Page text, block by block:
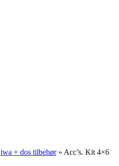
iwa + dos tilbehør» Acc’s. Kit 4×6